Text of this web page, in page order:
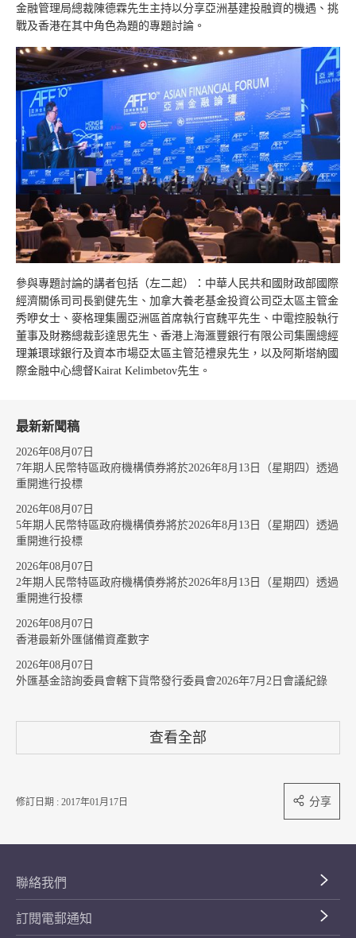
金融管理局總裁陳德霖先生主持以分享亞洲基建投融資的機遇、挑
戰及香港在其中角色為題的專題討論。
參與專題討論的講者包括（左二起）：中華人民共和國財政部國際
經濟關係司司長劉健先生、加拿大養老基金投資公司亞太區主管金
秀咿女士、麥格理集團亞洲區首席執行官魏平先生、中電控股執行
董事及財務總裁彭達思先生、香港上海滙豐銀行有限公司集團總經
理兼環球銀行及資本市場亞太區主管范禮泉先生，以及阿斯塔納國
際金融中心總督Kairat Kelimbetov先生。
最新新聞稿
2026年08月07日
7年期人民幣特區政府機構債券將於2026年8月13日（星期四）透過
重開進行投標
2026年08月07日
5年期人民幣特區政府機構債券將於2026年8月13日（星期四）透過
重開進行投標
2026年08月07日
2年期人民幣特區政府機構債券將於2026年8月13日（星期四）透過
重開進行投標
2026年08月07日
香港最新外匯儲備資產數字
2026年08月07日
外匯基金諮詢委員會轄下貨幣發行委員會2026年7月2日會議紀錄
查看全部
修訂日期 : 2017年01月17日 分享
聯絡我們
訂閱電郵通知